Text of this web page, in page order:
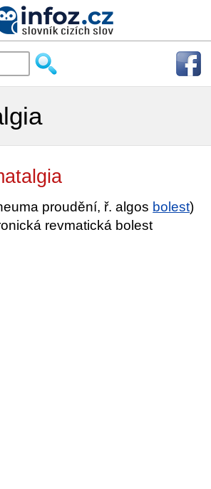
proudění, ř. algos bolest)
revmatická bolest